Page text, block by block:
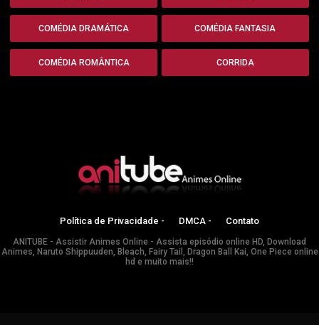
COMÉDIA DRAMÁTICA COMÉDIA FANTASIA
COMÉDIA ROMÂNTICA CORRIDA
Política de Privacidade - DMCA - Contato
ANITUBE - Assistir Animes Online - Assista episódio online HD, Download
Animes, Naruto Shippuuden, Bleach, Fairy Tail, Dragon Ball Kai, One Piece online
hd e muito mais!!